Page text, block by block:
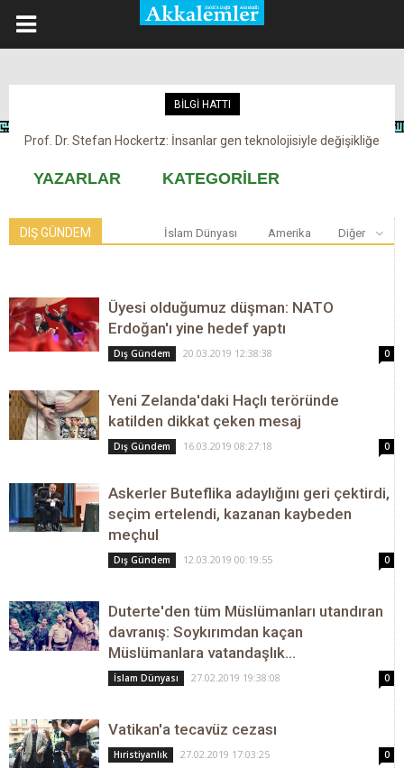
BİLGİ HATTI
Prof. Dr. Stefan Hockertz: İnsanlar gen teknolojisiyle değişikliğe
Kovid-19 aşısı, devşirme ve kobay!
YAZARLAR KATEGORİLER
DIŞ GÜNDEM İslam Dünyası Amerika Diğer
Üyesi olduğumuz düşman: NATO
Erdoğan'ı yine hedef yaptı
Dış Gündem 20.03.2019 12:38:38 0
Yeni Zelanda'daki Haçlı teröründe
katilden dikkat çeken mesaj
Dış Gündem 16.03.2019 08:27:18 0
Askerler Buteflika adaylığını geri çektirdi,
seçim ertelendi, kazanan kaybeden
meçhul
Dış Gündem 12.03.2019 00:19:55 0
Duterte'den tüm Müslümanları utandıran
davranış: Soykırımdan kaçan
Müslümanlara vatandaşlık...
İslam Dünyası 27.02.2019 19:38:08 0
Vatikan'a tecavüz cezası
Hıristiyanlık 27.02.2019 17:03:25 0